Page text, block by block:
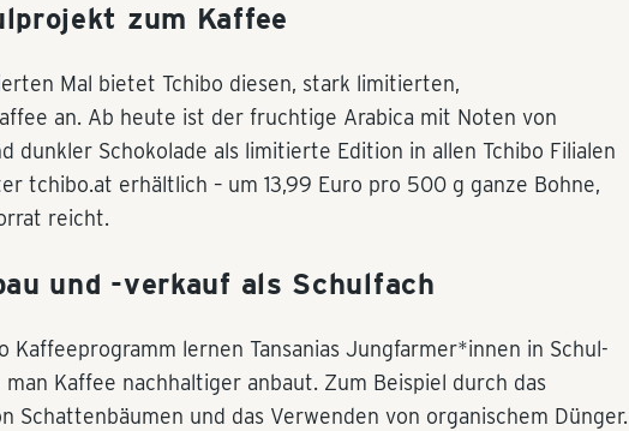
zum Kaffee
Mal bietet Tchibo diesen, stark limitierten,
an. Ab heute ist der fruchtige Arabica mit Noten von
dunkler Schokolade als limitierte Edition in allen Tchibo Filialen
tchibo.at erhältlich – um 13,99 Euro pro 500 g ganze Bohne,
reicht.
und -verkauf als Schulfach
Kaffeeprogramm lernen Tansanias Jungfarmer*innen in Schul-
Kaffee nachhaltiger anbaut. Zum Beispiel durch das
Schattenbäumen und das Verwenden von organischem Dünger.